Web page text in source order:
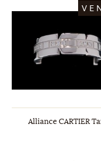
Alliance CARTIER